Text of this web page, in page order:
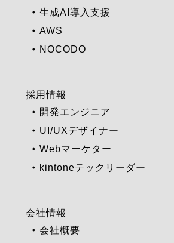
生成AI導入支援
AWS
NOCODO
採用情報
開発エンジニア
UI/UXデザイナー
Webマーケター
kintoneテックリーダー
会社情報
会社概要